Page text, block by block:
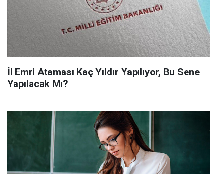
İl Emri Ataması Kaç Yıldır Yapılıyor, Bu Sene
Yapılacak Mı?